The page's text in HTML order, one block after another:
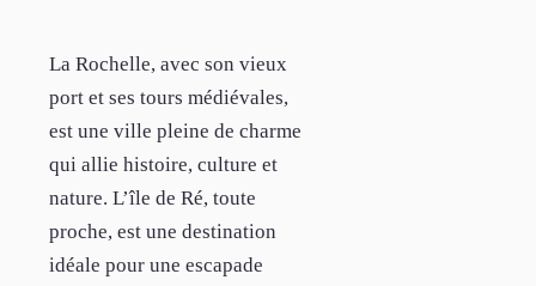
La Rochelle, avec son vieux
port et ses tours médiévales,
est une ville pleine de charme
qui allie histoire, culture et
nature. L’île de Ré, toute
proche, est une destination
idéale pour une escapade